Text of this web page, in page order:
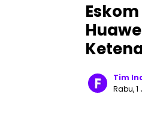
Tim
Rabu, 1